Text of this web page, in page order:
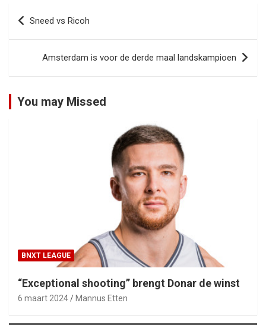
Bericht
navigatie
Sneed vs Ricoh
Amsterdam is voor de derde maal landskampioen
You may Missed
BNXT LEAGUE
“Exceptional shooting” brengt Donar de winst
6 maart 2024 Mannus Etten